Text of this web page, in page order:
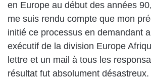
en Europe au début des années
me suis rendu compte que mon
initié ce processus en demandant
exécutif de la division Europe
lettre et un mail à tous les
résultat fut absolument